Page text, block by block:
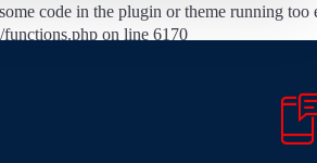
code in the plugin or theme running
on line 6170